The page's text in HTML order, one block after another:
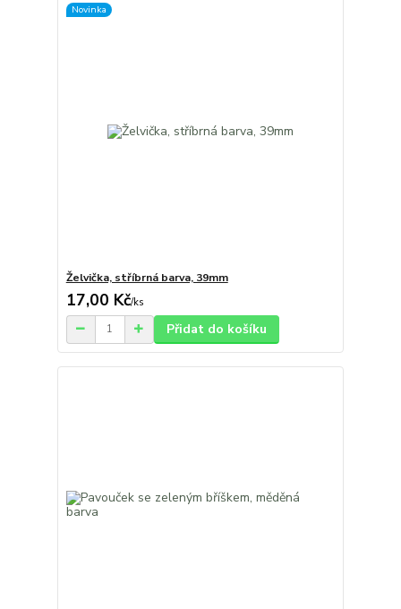
Novinka
Želvička, stříbrná barva, 39mm
17,00 Kč/ks
Přidat do košíku